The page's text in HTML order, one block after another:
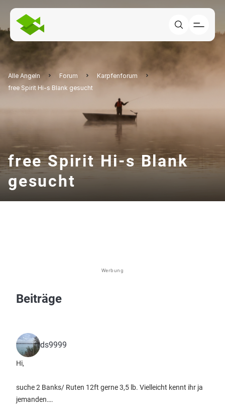
Alle Angeln Forum
Karpfenforum
free Spirit Hi-s Blank gesucht
free Spirit Hi-s Blank
gesucht
Werbung
Beiträge
ds9999
Hi,
suche 2 Banks/ Ruten 12ft gerne 3,5 lb. Vielleicht kennt ihr ja
jemanden….